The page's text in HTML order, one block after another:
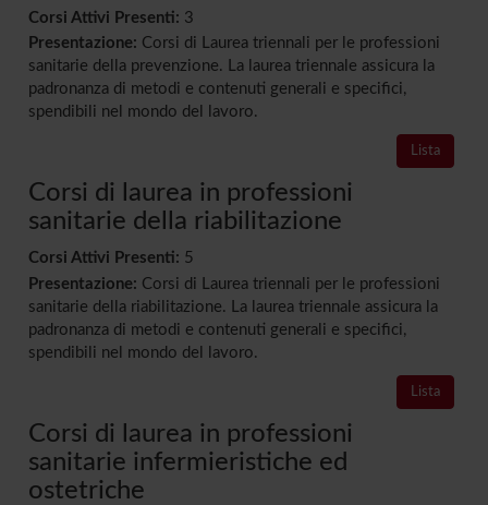
Corsi Attivi Presenti: 3
Presentazione: Corsi di Laurea triennali per le professioni
sanitarie della prevenzione. La laurea triennale assicura la
padronanza di metodi e contenuti generali e specifici,
spendibili nel mondo del lavoro.
Lista
Corsi di laurea in professioni
sanitarie della riabilitazione
Corsi Attivi Presenti: 5
Presentazione: Corsi di Laurea triennali per le professioni
sanitarie della riabilitazione. La laurea triennale assicura la
padronanza di metodi e contenuti generali e specifici,
spendibili nel mondo del lavoro.
Lista
Corsi di laurea in professioni
sanitarie infermieristiche ed
ostetriche